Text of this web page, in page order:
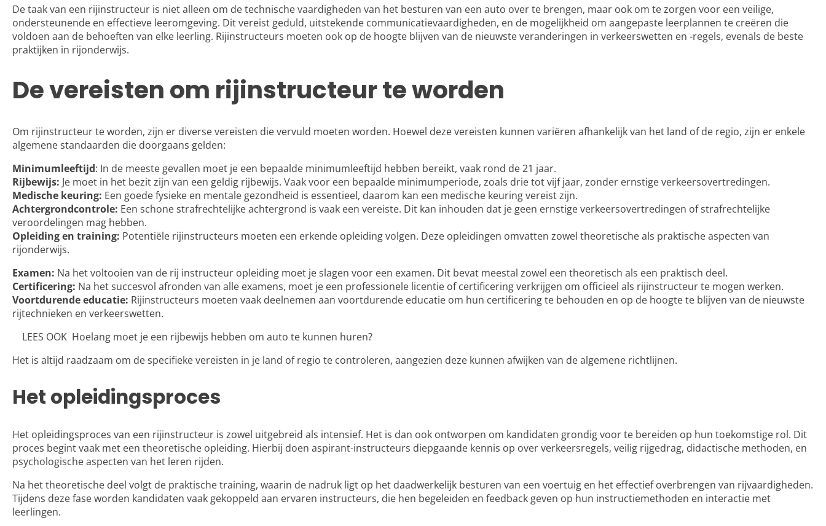
De taak van een rijinstructeur is niet alleen om de technische vaardigheden van het besturen van een auto over te brengen, maar ook om te zorgen voor een veilige,
ondersteunende en effectieve leeromgeving. Dit vereist geduld, uitstekende communicatievaardigheden, en de mogelijkheid om aangepaste leerplannen te creëren die
voldoen aan de behoeften van elke leerling. Rijinstructeurs moeten ook op de hoogte blijven van de nieuwste veranderingen in verkeerswetten en -regels, evenals de beste
praktijken in rijonderwijs.
De vereisten om rijinstructeur te worden
Om rijinstructeur te worden, zijn er diverse vereisten die vervuld moeten worden. Hoewel deze vereisten kunnen variëren afhankelijk van het land of de regio, zijn er enkele
algemene standaarden die doorgaans gelden:
Minimumleeftijd: In de meeste gevallen moet je een bepaalde minimumleeftijd hebben bereikt, vaak rond de 21 jaar.
Rijbewijs: Je moet in het bezit zijn van een geldig rijbewijs. Vaak voor een bepaalde minimumperiode, zoals drie tot vijf jaar, zonder ernstige verkeersovertredingen.
Medische keuring: Een goede fysieke en mentale gezondheid is essentieel, daarom kan een medische keuring vereist zijn.
Achtergrondcontrole: Een schone strafrechtelijke achtergrond is vaak een vereiste. Dit kan inhouden dat je geen ernstige verkeersovertredingen of strafrechtelijke
veroordelingen mag hebben.
Opleiding en training: Potentiële rijinstructeurs moeten een erkende opleiding volgen. Deze opleidingen omvatten zowel theoretische als praktische aspecten van
rijonderwijs.
Examen: Na het voltooien van de rij instructeur opleiding moet je slagen voor een examen. Dit bevat meestal zowel een theoretisch als een praktisch deel.
Certificering: Na het succesvol afronden van alle examens, moet je een professionele licentie of certificering verkrijgen om officieel als rijinstructeur te mogen werken.
Voortdurende educatie: Rijinstructeurs moeten vaak deelnemen aan voortdurende educatie om hun certificering te behouden en op de hoogte te blijven van de nieuwste
rijtechnieken en verkeerswetten.
LEES OOK Hoelang moet je een rijbewijs hebben om auto te kunnen huren?
Het is altijd raadzaam om de specifieke vereisten in je land of regio te controleren, aangezien deze kunnen afwijken van de algemene richtlijnen.
Het opleidingsproces
Het opleidingsproces van een rijinstructeur is zowel uitgebreid als intensief. Het is dan ook ontworpen om kandidaten grondig voor te bereiden op hun toekomstige rol. Dit
proces begint vaak met een theoretische opleiding. Hierbij doen aspirant-instructeurs diepgaande kennis op over verkeersregels, veilig rijgedrag, didactische methoden, en
psychologische aspecten van het leren rijden.
Na het theoretische deel volgt de praktische training, waarin de nadruk ligt op het daadwerkelijk besturen van een voertuig en het effectief overbrengen van rijvaardigheden.
Tijdens deze fase worden kandidaten vaak gekoppeld aan ervaren instructeurs, die hen begeleiden en feedback geven op hun instructiemethoden en interactie met
leerlingen.